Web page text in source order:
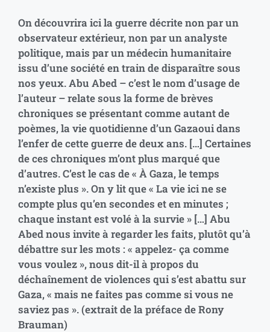
On découvrira ici la guerre décrite non par un
observateur extérieur, non par un analyste
politique, mais par un médecin humanitaire
issu d’une société en train de disparaître sous
nos yeux. Abu Abed – c’est le nom d’usage de
l’auteur – relate sous la forme de brèves
chroniques se présentant comme autant de
poèmes, la vie quotidienne d’un Gazaoui dans
l’enfer de cette guerre de deux ans. […] Certaines
de ces chroniques m’ont plus marqué que
d’autres. C’est le cas de « À Gaza, le temps
n’existe plus ». On y lit que « La vie ici ne se
compte plus qu’en secondes et en minutes ;
chaque instant est volé à la survie » […] Abu
Abed nous invite à regarder les faits, plutôt qu’à
débattre sur les mots : « appelez- ça comme
vous voulez », nous dit-il à propos du
déchaînement de violences qui s’est abattu sur
Gaza, « mais ne faites pas comme si vous ne
saviez pas ». (extrait de la préface de Rony
Brauman)